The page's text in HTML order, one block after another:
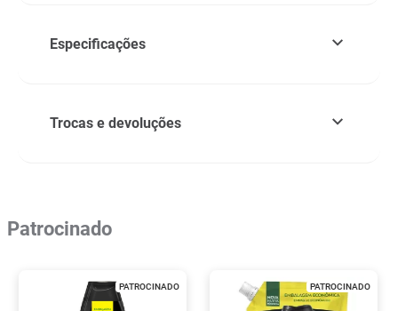
Especificações
Trocas e devoluções
Patrocinado
PATROCINADO PATROCINADO